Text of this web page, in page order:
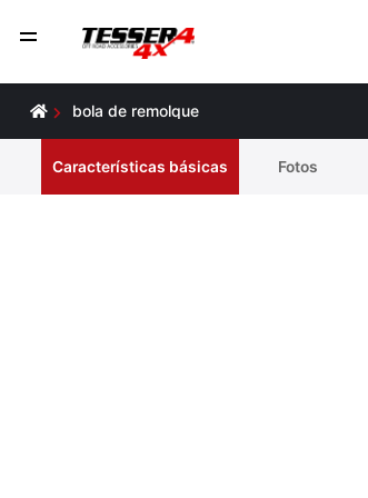
bola de remolque
Características básicas Fotos